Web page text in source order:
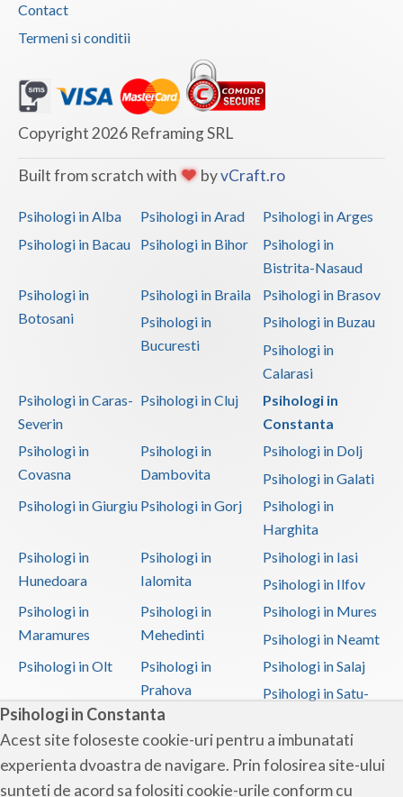
Psihologi in Constanta
Acest site foloseste cookie-uri pentru a imbunatati
experienta dvoastra de navigare. Prin folosirea site-ului
sunteti de acord sa folositi cookie-urile conform cu
Diana Popescu - Psiholog clinician I
psihologice atestate
31 Martie 2026, 21:40
Psihoterapie familiala
Iuliana Fülas a modificat logo-ul profilului
Psiholog Clinician, Psihoterapeut,
Iuliana Fülasa actualizat profilul
Motto
Spațiul tău sigur pentru
vindecare emoțională.
Prezentare personalizata
psiholog clinician și psihoterapeut integrativ,
acreditat de Colegiul Psihologilor ...
a actualizat
23 Martie 2026, 20:05
Ora inchidere 19:00:00
Diana Popescu - Psiholog clinician I
a modificat specialitatile
psihologice atestate
23 Martie 2026, 16:52
Consiliere psihologica a familiei si a cuplului
Consiliere psihologica cognitiv-
Psihoterapie a familiei si a cuplului
Psihoterapie cognitiv-comportamentala
...
Diana Popescu - Psiholog clinician I
Contact
Termeni si conditii
Copyright 2026 Reframing SRL
Built from scratch with byvCraft.ro
Psihologi in Alba Psihologi in Arad
Psihologi in Arges
Psihologi in Bacau
Psihologi in Bihor
Psihologi in
Bistrita-Nasaud
Psihologi in
Botosani
Psihologi in Braila
Psihologi in Brasov
Psihologi in
Bucuresti
Psihologi in Buzau
Psihologi in
Calarasi
Psihologi in Caras-
Severin
Psihologi in Cluj
Psihologi in
Constanta
Psihologi in
Covasna
Psihologi in
Dambovita
Psihologi in Dolj
Psihologi in Galati
Psihologi in Giurgiu Psihologi in Gorj
Psihologi in
Harghita
Psihologi in
Hunedoara
Psihologi in
Ialomita
Psihologi in Iasi
Psihologi in Ilfov
Psihologi in
Maramures
Psihologi in
Mehedinti
Psihologi in Mures
Psihologi in Neamt
Psihologi in Olt
Psihologi in
Prahova
Psihologi in Salaj
Psihologi in Satu-
Psihologi in Sibiu
Psihologi in
Suceava
Psihologi in
Teleorman